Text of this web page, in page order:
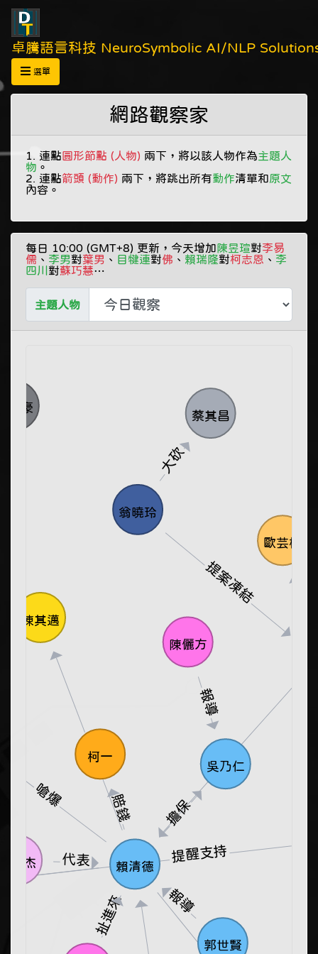
卓騰語言科技 NeuroSymbolic AI/NLP
選單
網路觀察家
1. 連點圓形節點 (人物) 兩下，將以該人物作為主題人
物 。
2. 連點箭頭 (動作) 兩下，將跳出所有動作清單和原文
內容。
每日 10:00 (GMT+8) 更新，今天增加陳昱瑄對李易
儒 、 李男對葉男 、 目犍連對佛 、 賴瑞隆對柯志恩 、 李
四川 對蘇巧慧…
主題人物
扯進來
提醒支持
下台
提案凍結
大砍
報導
代表
報導
擔保
賠錢
嗆爆
拿
賴清德
歐芸榕
翁曉玲
蔡其昌
陳其邁
祐豪
陳儷方
吳乃仁
黃世杰
柯一
蔣孝勇